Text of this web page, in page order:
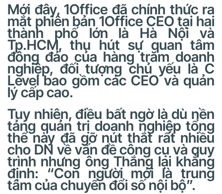
Mới đây, 1Office đã chính thức ra
mắt phiên bản 1Office CEO tại hai
thành phố lớn là Hà Nội và
Tp.HCM, thu hút sự quan tâm
đông đảo của hàng trăm doanh
nghiệp, đối tượng chủ yếu là C
Level bao gồm các CEO và quản
lý cấp cao.
Tuy nhiên, điều bất ngờ là dù nền
tảng quản trị doanh nghiệp tổng
thể này đã gỡ nút thắt rất nhiều
cho DN về vấn đề công cụ và quy
trình nhưng ông Thắng lại khẳng
định: “Con người mới là trung
tâm của chuyển đổi số nội bộ”.